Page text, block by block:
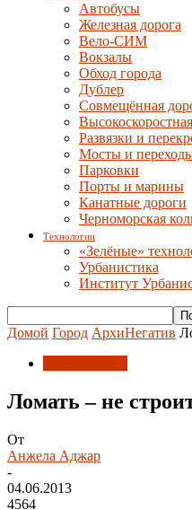
Автобусы
Железная дорога
Вело-СИМ
Вокзалы
Обход города
Дублер
Совмещённая
Развязки и
Мосты и
Парковки
Порты и марины
Канатные дороги
Черноморская
Технологии
«Зелёные»
Урбанистика
Институт
Домой Город АрхиНегатив
Ломать – не
От
Анжела Аджар
-
04.06.2013
4564